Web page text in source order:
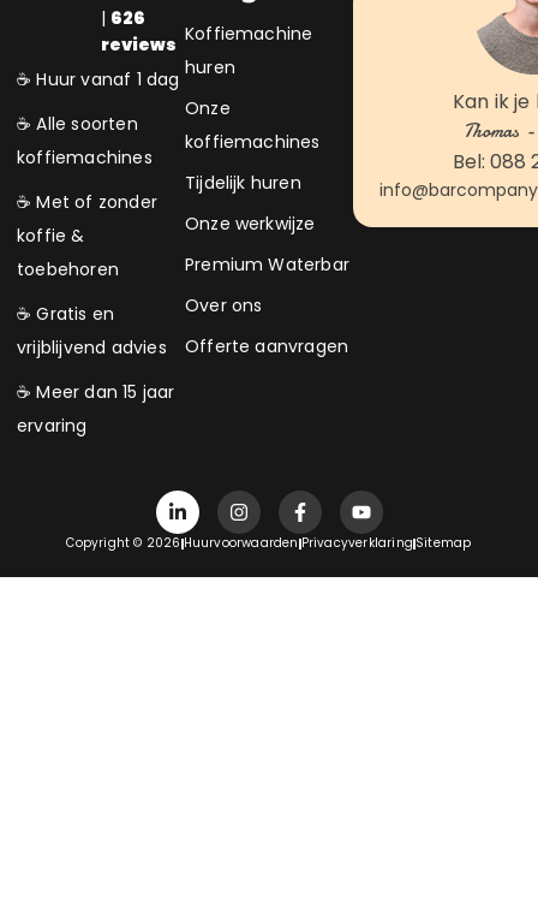
| 626
reviews
☕ Huur vanaf 1 dag
☕ Alle soorten
koffiemachines
☕ Met of zonder
koffie &
toebehoren
☕ Gratis en
vrijblijvend advies
☕ Meer dan 15 jaar
ervaring
Koffiemachine
huren
Onze
koffiemachines
Tijdelijk huren
Onze werkwijze
Premium Waterbar
Over ons
Offerte aanvragen
Kan ik
Thomas
Bel: 088
Copyright © 2026 Huurvoorwaarden PrivacyverklaringSitemap